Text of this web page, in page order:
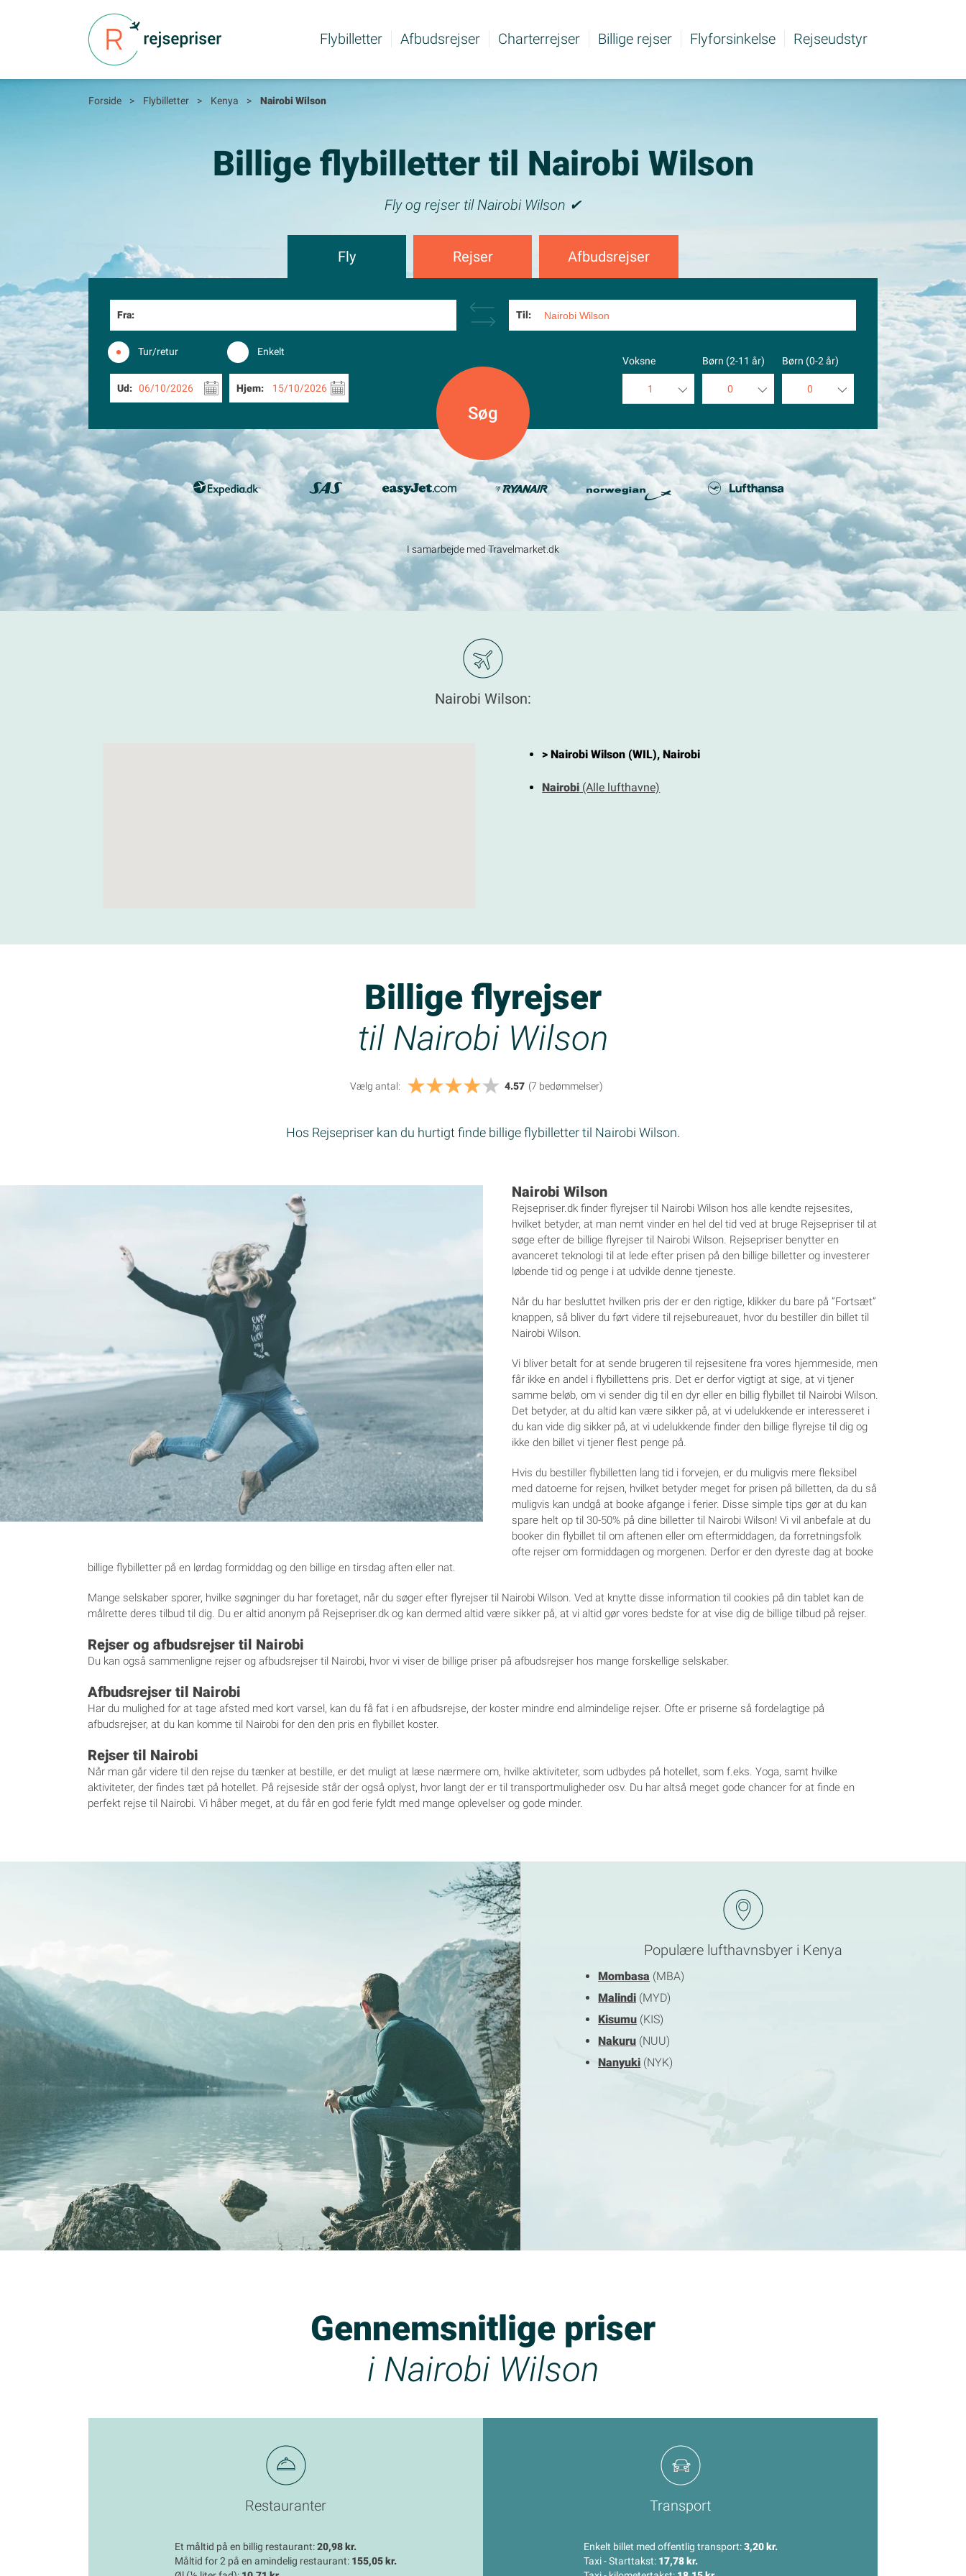
Flybilletter Afbudsrejser Charterrejser Billige rejser Flyforsinkelse Rejseudstyr
Forside > Flybilletter > Kenya > Nairobi Wilson
Billige flybilletter til Nairobi Wilson
Fly og rejser til Nairobi Wilson ✔
Fly Rejser Afbudsrejser
Fra: Til:
Tur/retur Enkelt
Ud: 06/10/2026 Hjem: 15/10/2026
Voksne
1
3
4
5
Børn (2-11 år)
0
2
3
4
5
Børn (0-2 år)
0
3
4
I samarbejde med Travelmarket.dk
Nairobi Wilson:
> Nairobi Wilson (WIL), Nairobi
Nairobi (Alle lufthavne)
Billige flyrejser
til Nairobi Wilson
Vælg antal: 4.57 (7 bedømmelser)
Hos Rejsepriser kan du hurtigt finde billige flybilletter til Nairobi Wilson.
Nairobi Wilson
Rejsepriser.dk finder flyrejser til Nairobi Wilson hos alle kendte rejsesites,
hvilket betyder, at man nemt vinder en hel del tid ved at bruge Rejsepriser til at
søge efter de billige flyrejser til Nairobi Wilson. Rejsepriser benytter en
avanceret teknologi til at lede efter prisen på den billige billetter og investerer
løbende tid og penge i at udvikle denne tjeneste.
Når du har besluttet hvilken pris der er den rigtige, klikker du bare på ”Fortsæt”
knappen, så bliver du ført videre til rejsebureauet, hvor du bestiller din billet til
Nairobi Wilson.
Vi bliver betalt for at sende brugeren til rejsesitene fra vores hjemmeside, men
får ikke en andel i flybillettens pris. Det er derfor vigtigt at sige, at vi tjener
samme beløb, om vi sender dig til en dyr eller en billig flybillet til Nairobi Wilson.
Det betyder, at du altid kan være sikker på, at vi udelukkende er interesseret i
du kan vide dig sikker på, at vi udelukkende finder den billige flyrejse til dig og
ikke den billet vi tjener flest penge på.
Hvis du bestiller flybilletten lang tid i forvejen, er du muligvis mere fleksibel
med datoerne for rejsen, hvilket betyder meget for prisen på billetten, da du så
muligvis kan undgå at booke afgange i ferier. Disse simple tips gør at du kan
spare helt op til 30-50% på dine billetter til Nairobi Wilson! Vi vil anbefale at du
booker din flybillet til om aftenen eller om eftermiddagen, da forretningsfolk
ofte rejser om formiddagen og morgenen. Derfor er den dyreste dag at booke
billige flybilletter på en lørdag formiddag og den billige en tirsdag aften eller nat.
Mange selskaber sporer, hvilke søgninger du har foretaget, når du søger efter flyrejser til Nairobi Wilson. Ved at knytte disse information til cookies på din tablet kan de
målrette deres tilbud til dig. Du er altid anonym på Rejsepriser.dk og kan dermed altid være sikker på, at vi altid gør vores bedste for at vise dig de billige tilbud på rejser.
Rejser og afbudsrejser til Nairobi
Du kan også sammenligne rejser og afbudsrejser til Nairobi, hvor vi viser de billige priser på afbudsrejser hos mange forskellige selskaber.
Afbudsrejser til Nairobi
Har du mulighed for at tage afsted med kort varsel, kan du få fat i en afbudsrejse, der koster mindre end almindelige rejser. Ofte er priserne så fordelagtige på
afbudsrejser, at du kan komme til Nairobi for den den pris en flybillet koster.
Rejser til Nairobi
Når man går videre til den rejse du tænker at bestille, er det muligt at læse nærmere om, hvilke aktiviteter, som udbydes på hotellet, som f.eks. Yoga, samt hvilke
aktiviteter, der findes tæt på hotellet. På rejseside står der også oplyst, hvor langt der er til transportmuligheder osv. Du har altså meget gode chancer for at finde en
perfekt rejse til Nairobi. Vi håber meget, at du får en god ferie fyldt med mange oplevelser og gode minder.
Populære lufthavnsbyer i Kenya
Mombasa (MBA)
Malindi (MYD)
Kisumu (KIS)
Nakuru (NUU)
Nanyuki (NYK)
Gennemsnitlige priser
i Nairobi Wilson
Restauranter
Et måltid på en billig restaurant:20,98 kr.
Måltid for 2 på en amindelig restaurant: 155,05 kr.
Transport
Enkelt billet med offentlig transport:3,20 kr.
Taxi - Starttakst: 17,78 kr.